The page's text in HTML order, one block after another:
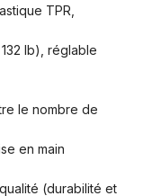
TPR,
lb), réglable
le nombre de
en main
(durabilité et